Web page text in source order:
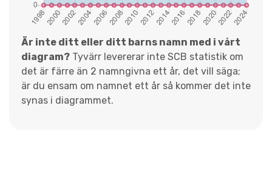
Är inte ditt eller ditt barns namn med i vårt
diagram? Tyvärr levererar inte SCB statistik om
det är färre än 2 namngivna ett år, det vill säga;
är du ensam om namnet ett år så kommer det inte
synas i diagrammet.